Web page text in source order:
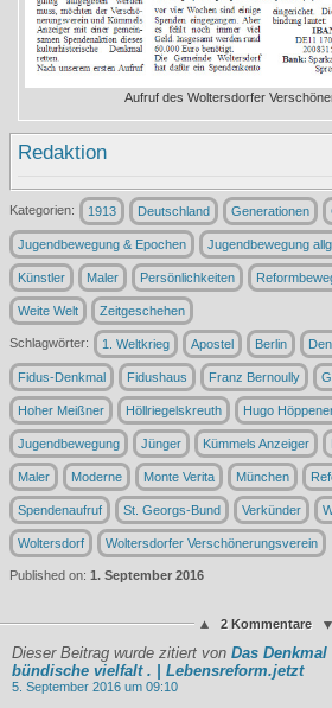
Aufruf des Woltersdorfer
Redaktion
Kategorien: 1913 Deutschland Generationen
Jugendbewegung & Epochen Jugendbewegung
Künstler Maler Persönlichkeiten
Weite Welt Zeitgeschehen
Schlagwörter: 1. Weltkrieg Apostel Berlin
Fidus-Denkmal Fidushaus Franz Bernoully
Hoher Meißner Höllriegelskreuth Hugo
Jugendbewegung Jünger Kümmels Anzeiger
Maler Moderne Monte Verita München
Spendenaufruf St. Georgs-Bund Verkünder
Woltersdorf Woltersdorfer Verschönerungsverein
Published on: 1. September 2016
2 Kommentare
Dieser Beitrag wurde zitiert von Das
bündische vielfalt . | Lebensreform.jetzt
5. September 2016 um 09:10